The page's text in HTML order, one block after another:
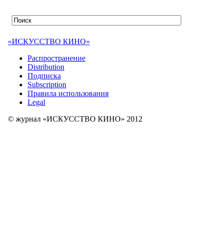
«ИСКУССТВО КИНО»
Распространение
Distribution
Подписка
Subscription
Правила использования
Legal
© журнал «ИСКУССТВО КИНО» 2012